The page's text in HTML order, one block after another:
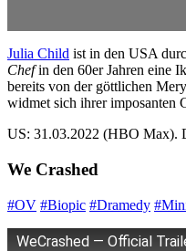
Julia Child ist in den USA
Chefin den 60er Jahren eine
bereits von der göttlichen
widmet sich ihrer imposanten
US: 31.03.2022 (HBO Max).
We Crashed
#OV #Biopic #Dramedy
WeCrashed — Official